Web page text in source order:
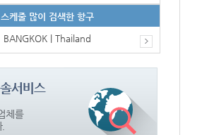
스케줄 많이 검색한 항구
BANGKOK | Thailand